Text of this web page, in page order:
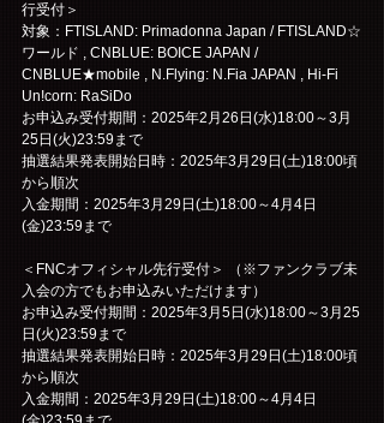
行受付＞
対象：FTISLAND: Primadonna Japan / FTISLAND☆
ワールド , CNBLUE: BOICE JAPAN /
CNBLUE★mobile , N.Flying: N.Fia JAPAN , Hi-Fi
Un!corn: RaSiDo
お申込み受付期間：2025年2月26日(水)18:00～3月
25日(火)23:59まで
抽選結果発表開始日時：2025年3月29日(土)18:00頃
から順次
入金期間：2025年3月29日(土)18:00～4月4日
(金)23:59まで
＜FNCオフィシャル先行受付＞ （※ファンクラブ未
入会の方でもお申込みいただけます）
お申込み受付期間：2025年3月5日(水)18:00～3月25
日(火)23:59まで
抽選結果発表開始日時：2025年3月29日(土)18:00頃
から順次
入金期間：2025年3月29日(土)18:00～4月4日